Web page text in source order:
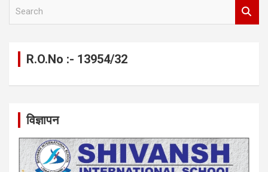
R.O.No :- 13954/32
विज्ञापन